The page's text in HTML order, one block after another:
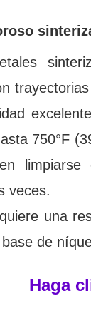
750°F
veces.
una
de
Haga